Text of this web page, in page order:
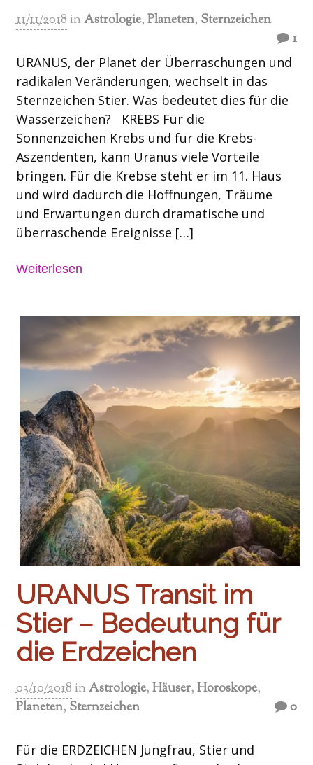
11/11/2018 inAstrologie,Planeten, Sternzeichen
1
URANUS, der Planet der Überraschungen und
radikalen Veränderungen, wechselt in das
Sternzeichen Stier. Was bedeutet dies für die
Wasserzeichen? KREBS Für die
Sonnenzeichen Krebs und für die Krebs-
Aszendenten, kann Uranus viele Vorteile
bringen. Für die Krebse steht er im 11. Haus
und wird dadurch die Hoffnungen, Träume
und Erwartungen durch dramatische und
überraschende Ereignisse […]
Weiterlesen
URANUS Transit im
Stier – Bedeutung für
die Erdzeichen
03/10/2018 inAstrologie,Häuser,Horoskope,
Planeten, Sternzeichen 0
Für die ERDZEICHEN Jungfrau, Stier und